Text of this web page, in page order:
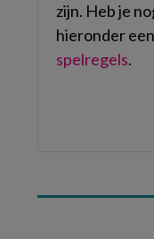
zijn. Heb je
hieronder
spelregels.